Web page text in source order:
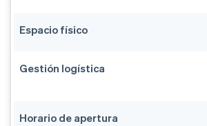
Espacio físico
Gestión logística
Horario de apertura